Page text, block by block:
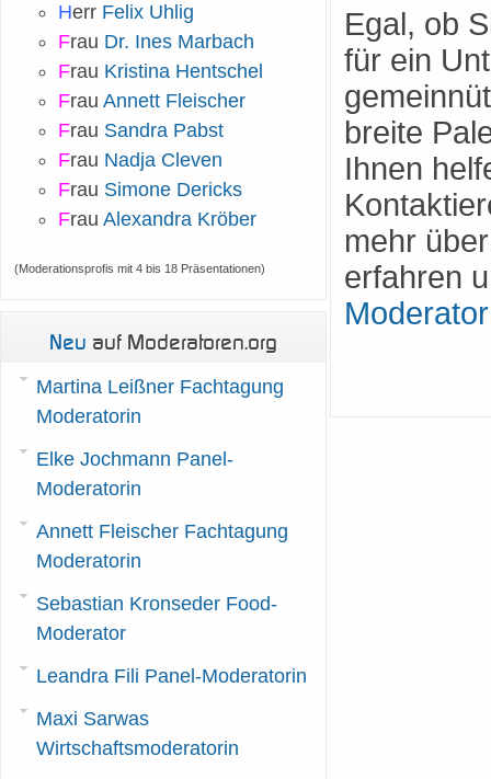
Egal, ob
für ein
breite
Ihnen
mehr
erfahren
Herr Felix Uhlig
Frau Dr. Ines Marbach
Frau Kristina Hentschel
Frau Annett Fleischer
Frau Sandra Pabst
Frau Nadja Cleven
Frau Simone Dericks
Frau Alexandra Kröber
(Moderationsprofis mit 4 bis 18 Präsentationen)
Neu auf Moderatoren.org
Martina Leißner Fachtagung
Moderatorin
Elke Jochmann Panel-
Moderatorin
Annett Fleischer Fachtagung
Moderatorin
Sebastian Kronseder Food-
Moderator
Leandra Fili Panel-Moderatorin
Maxi Sarwas
Wirtschaftsmoderatorin